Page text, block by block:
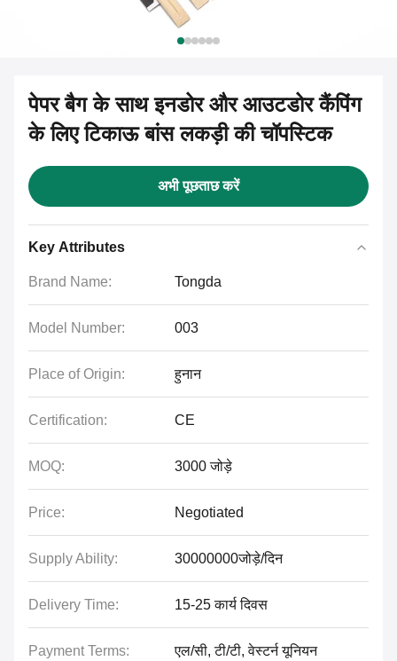
पेपर बैग के साथ इनडोर और आउटडोर कैंपिंग
के लिए टिकाऊ बांस लकड़ी की चॉपस्टिक
अभी पूछताछ करें
Key Attributes
Brand Name: Tongda
Model Number: 003
Place of Origin: हुनान
Certification: CE
MOQ: 3000 जोड़े
Price: Negotiated
Supply Ability: 30000000जोड़े/दिन
Delivery Time: 15-25 कार्य दिवस
Payment Terms: एल/सी, टी/टी, वेस्टर्न यूनियन